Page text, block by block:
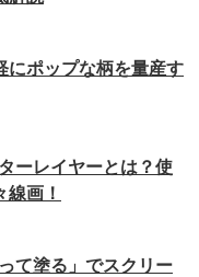
にポップな柄を量産す
ーレイヤーとは？使
画！
て塗る」でスクリー